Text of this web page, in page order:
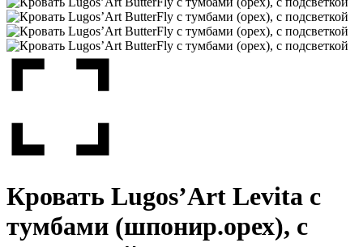
Кровать Lugos’Art Levita с
тумбами (шпонир.орех), с